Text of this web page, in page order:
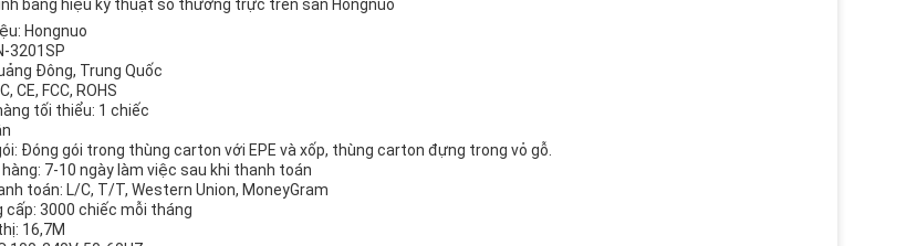
bảng hiệu kỹ thuật số thường trực trên sàn Hongnuo
Hongnuo
3201SP
Đông, Trung Quốc
CE, FCC, ROHS
tối thiểu: 1 chiếc
Đóng gói trong thùng carton với EPE và xốp, thùng carton đựng trong vỏ gỗ.
7-10 ngày làm việc sau khi thanh toán
toán: L/C, T/T, Western Union, MoneyGram
cấp: 3000 chiếc mỗi tháng
16,7M